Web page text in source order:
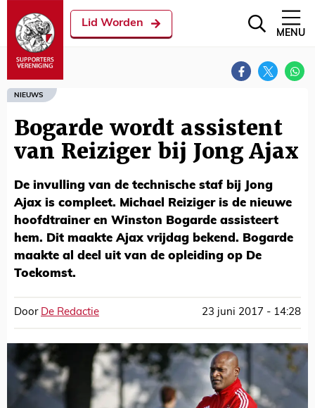
Lid Worden
MENU
NIEUWS
Bogarde wordt assistent
van Reiziger bij Jong Ajax
De invulling van de technische staf bij Jong
Ajax is compleet. Michael Reiziger is de nieuwe
hoofdtrainer en Winston Bogarde assisteert
hem. Dit maakte Ajax vrijdag bekend. Bogarde
maakte al deel uit van de opleiding op De
Toekomst.
Door De Redactie 23 juni 2017 - 14:28